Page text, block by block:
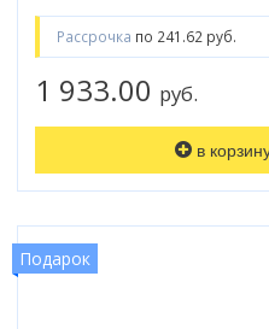
Рассрочка по 241.62 руб.
1 933.00 руб.
в
Подарок